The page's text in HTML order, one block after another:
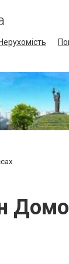
Нерухомість